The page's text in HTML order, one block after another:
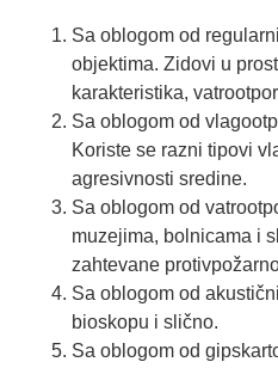
Sa oblogom od
objektima. Zidovi u
karakteristika,
Sa oblogom od
Koriste se razni tipovi
agresivnosti sredine.
Sa oblogom od
muzejima, bolnicama i
zahtevane
Sa oblogom od
bioskopu i slično.
Sa oblogom od